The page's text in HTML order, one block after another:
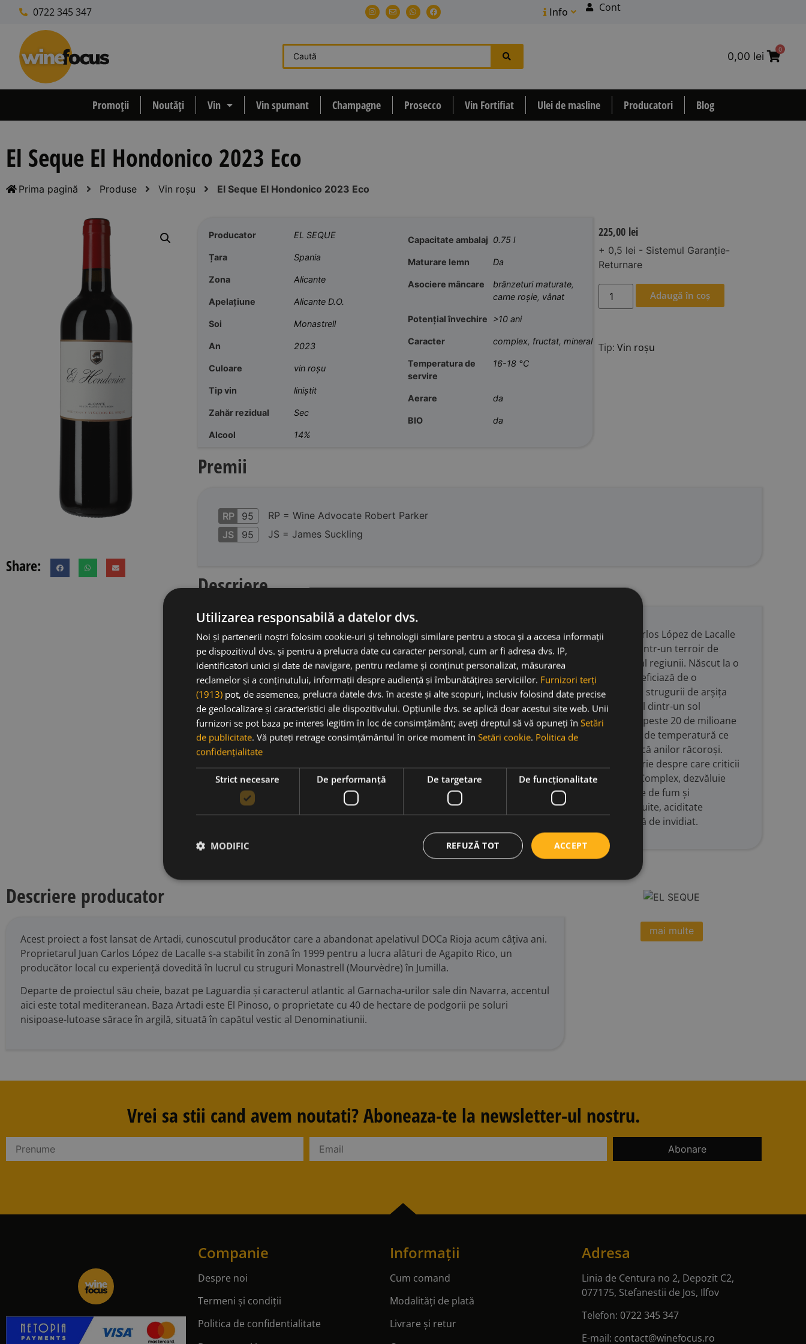
0722 345 347 Info Cont
0,00 lei
0
Promoții Noutăți Vin Vin spumant Champagne Prosecco Vin Fortifiat Ulei de masline Producatori Blog
El Seque El Hondonico 2023 Eco
Prima pagină Produse Vin roșu El Seque El Hondonico 2023 Eco
Share:
Producator EL SEQUE
Țara Spania
Zona Alicante
Apelațiune Alicante D.O.
Soi Monastrell
An 2023
Culoare vin roșu
Tip vin liniștit
Zahăr rezidual Sec
Alcool 14%
Capacitate ambalaj 0.75 l
Maturare lemn Da
Asociere mâncare brânzeturi maturate,
carne roșie, vânat
Potențial învechire >10 ani
Caracter complex, fructat, mineral
Temperatura de
servire
16-18 °C
Aerare da
BIO da
225,00 lei
+ 0,5 lei - Sistemul Garanție-
Returnare
Adaugă în coș
Tip: Vin roșu
Premii
RP 95
RP = Wine Advocate Robert Parker
JS
95 JS = James Suckling
Descriere
El Hondónico 2023 marchează un moment de referință pentru proiectul vizionar al lui Juan Carlos López de Lacalle
în regiunea Alicante. Provocând limitele tradiționale ale soiului Monastrell, acest vin provine dintr-un terroir de
excepție situat în Abanilla, unde altitudinea ridicată și solurile complexe rescriu profilul clasic al regiunii. Născut la o
altitudine de 500-600 de metri, în spectaculoasa zonă a Cordilierelor Betice, El Hondónico beneficiază de o
orientare nordică strategică. Acest amplasament oferă un microclimat mai răcoros, protejând strugurii de arșița
mediteraneeană și conferind vinului o prospețime remarcabilă. Viile vechi, își extrag caracterul dintr-un sol
fascinant de nisip aluvionar, amestecat cu pietriș calcaros și siliciu – o moștenire geologică de peste 20 de milioane
de ani.mAnul viticol 2023 a fost unul al echilibrului surprinzător. Deși un an secetos, cu vârfuri de temperatură ce
au depășit 40°C în august, rezultatul este unul paradoxal: vinurile emană o prospețime specifică anilor răcoroși.
Această ediție continuă seria vintage-urilor mari începute în 2019, oferind o precizie și o simetrie despre care criticii
spun că ar putea defini 2023 drept „cel mai bun an de până acum” pentru portofoliul cramei. Complex, dezvăluie
note delicate de cireșe roșii, fructe albastre și ierburi aromatice, completate de accente subtile de fum și
condimente provenite din maturarea timp de 12 luni în foudre de stejar austriac. Taninuri slefuite, aciditate
vibranta, final lung, persistent si armonios lăsând în urmă tonuri pământii și o precizie fructată de invidiat.
Descriere producator
Acest proiect a fost lansat de Artadi, cunoscutul producător care a abandonat apelativul DOCa Rioja acum câțiva ani.
Proprietarul Juan Carlos López de Lacalle s-a stabilit în zonă în 1999 pentru a lucra alături de Agapito Rico, un
producător local cu experiență dovedită în lucrul cu struguri Monastrell (Mourvèdre) în Jumilla.
Departe de proiectul său cheie, bazat pe Laguardia și caracterul atlantic al Garnacha-urilor sale din Navarra, accentul
aici este total mediteranean. Baza Artadi este El Pinoso, o proprietate cu 40 de hectare de podgorii pe soluri
nisipoase-lutoase sărace în argilă, situată în capătul vestic al Denominatiunii.
mai multe
Vrei sa stii cand avem noutati? Aboneaza-te la newsletter-ul nostru.
Companie
Despre noi
Termeni și condiții
Politica de confidentialitate
Informații
Cum comand
Modalități de plată
Livrare și retur
Adresa
Linia de Centura no 2, Depozit C2,
077175, Stefanestii de Jos, Ilfov
Telefon: 0722 345 347
E-mail: contact@winefocus.ro
Utilizarea responsabilă a datelor dvs.
Noi și partenerii noștri folosim cookie-uri și tehnologii similare pentru a stoca și a accesa informații
pe dispozitivul dvs. și pentru a prelucra date cu caracter personal, cum ar fi adresa dvs. IP,
identificatori unici și date de navigare, pentru reclame și conținut personalizat, măsurarea
reclamelor și a conținutului, informații despre audiență și îmbunătățirea serviciilor. Furnizori terți
(1913) pot, de asemenea, prelucra datele dvs. în aceste și alte scopuri, inclusiv folosind date precise
de geolocalizare și caracteristici ale dispozitivului. Opțiunile dvs. se aplică doar acestui site web. Unii
furnizori se pot baza pe interes legitim în loc de consimțământ; aveți dreptul să vă opuneți în Setări
de publicitate. Vă puteți retrage consimțământul în orice moment în Setări cookie. Politica de
confidențialitate
Strict necesare De performanță De targetare De funcţionalitate
ACCEPT
REFUZĂ TOT
MODIFIC